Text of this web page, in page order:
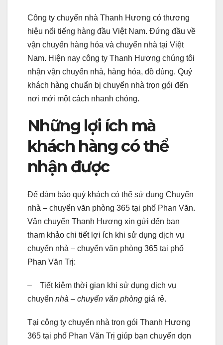
Công ty chuyển nhà Thanh Hương có thương
hiệu nổi tiếng hàng đầu Việt Nam. Đứng đầu về
vận chuyển hàng hóa và chuyển nhà tại Việt
Nam. Hiện nay công ty Thanh Hương chúng tôi
nhận vận chuyển nhà, hàng hóa, đồ dùng. Quý
khách hàng chuẩn bị chuyển nhà trọn gói đến
nơi mới một cách nhanh chóng.
Những lợi ích mà
khách hàng có thể
nhận được
Để đảm bảo quý khách có thể sử dụng Chuyển
nhà – chuyển văn phòng 365 tại phố Phan Văn.
Vận chuyển Thanh Hương xin gửi đến bạn
tham khảo chi tiết lợi ích khi sử dụng dịch vụ
chuyển nhà – chuyển văn phòng 365 tại phố
Phan Văn Trị:
– Tiết kiệm thời gian khi sử dụng dịch vụ
chuyển nhà – chuyển văn phòng giá rẻ.
Tại công ty chuyển nhà trọn gói Thanh Hương
365 tại phố Phan Văn Trị giúp bạn chuyển dọn